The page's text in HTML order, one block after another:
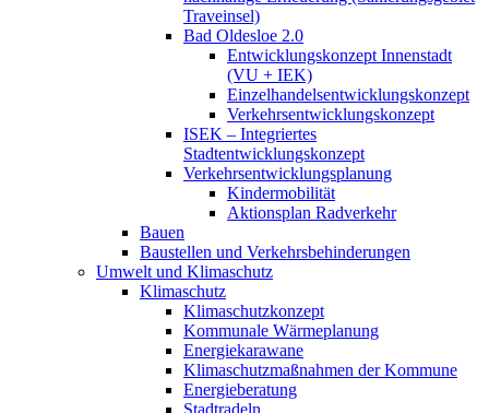
Traveinsel)
Bad Oldesloe 2.0
Entwicklungskonzept Innenstadt
(VU + IEK)
Einzelhandels­entwicklungskonzept
Verkehrs­entwicklungskonzept
ISEK – Integriertes
Stadtentwicklungskonzept
Verkehrsentwicklungsplanung
Kindermobilität
Aktionsplan Radverkehr
Bauen
Baustellen und Verkehrsbehinderungen
Umwelt und Klimaschutz
Klimaschutz
Klimaschutzkonzept
Kommunale Wärmeplanung
Energiekarawane
Klimaschutzmaßnahmen der Kommune
Energieberatung
Stadtradeln